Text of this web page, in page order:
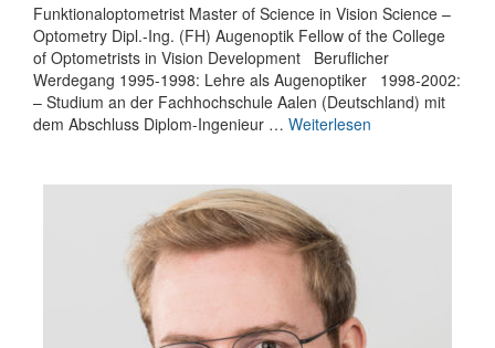
Funktionaloptometrist Master of Science in Vision Science –
Optometry Dipl.-Ing. (FH) Augenoptik Fellow of the College
of Optometrists in Vision Development Beruflicher
Werdegang 1995-1998: Lehre als Augenoptiker 1998-2002:
– Studium an der Fachhochschule Aalen (Deutschland) mit
dem Abschluss Diplom-Ingenieur … Weiterlesen